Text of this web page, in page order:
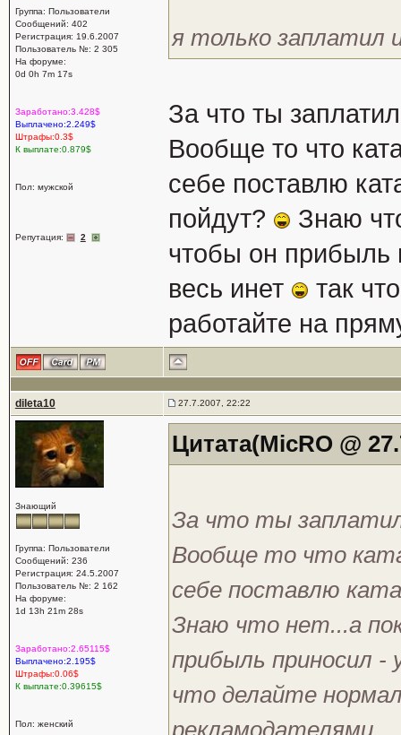
Группа: Пользователи
Сообщений: 402
Регистрация: 19.6.2007
Пользователь №: 2 305
На форуме:
0d 0h 7m 17s
Заработано:3.428$
Выплачено:2.249$
Штрафы:0.3$
К выплате:0.879$
Пол: мужской
Репутация: 2
я только заплатил
За что ты
Вообще то что
себе поставлю
пойдут?
Знаю
чтобы он прибыль
весь инет
так
работайте на
dileta10 27.7.2007, 22:22
Знающий
Группа: Пользователи
Сообщений: 236
Регистрация: 24.5.2007
Пользователь №: 2 162
На форуме:
1d 13h 21m 28s
Заработано:2.65115$
Выплачено:2.195$
Штрафы:0.06$
К выплате:0.39615$
Пол: женский
Цитата(MicRO @
За что ты
Вообще то что
себе поставлю
Знаю что нет...а
прибыль приносил
что делайте
рекламодателями.